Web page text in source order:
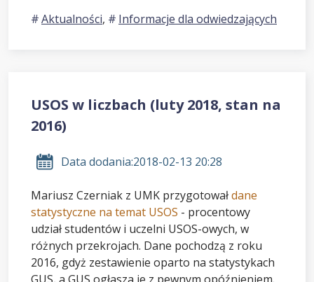
Aktualności, Informacje dla odwiedzających
USOS w liczbach (luty 2018, stan na
2016)
Data dodania:2018-02-13 20:28
Mariusz Czerniak z UMK przygotowałdane
statystyczne na temat USOS - procentowy
udział studentów i uczelni USOS-owych, w
różnych przekrojach. Dane pochodzą z roku
2016, gdyż zestawienie oparto na statystykach